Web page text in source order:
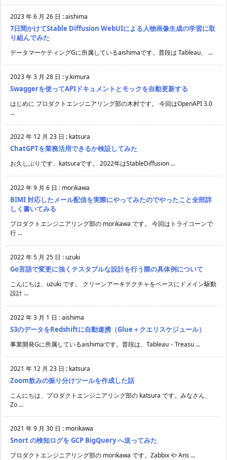
2023 年 6 月 26 日 :aishima
7日間かけてStable Diffusion WebUIによる人物画像生成の学習に取
り組んでみた
データマーケティングGに所属しているaishimaです。普段は Tableau、 ...
2023 年 3 月 28 日 :y.kimura
Swaggerを使ってAPIドキュメントとモックを自動更新する
はじめに プロダクトエンジニアリング部の木村です。 今回はOpenAPI 3.0
...
2022 年 12 月 23 日 : katsura
ChatGPTを業務活用できるか検証してみた
お久しぶりです、katsuraです。 2022年はStableDiffusion ...
2022 年 9 月 6 日 : morikawa
BIMI 対応したメール配信を実際にやってみたのでやったこと全部詳
しく書いてみる
プロダクトエンジニアリング部の morikawa です。 今回はトライコーンで
行 ...
2022 年 5 月 25 日 : uzuki
Go言語で変更に強くテスタブルな設計を行う際の具体例について
こんにちは、uzuki です。 クリーンアーキテクチャをベースにドメイン駆動
設計 ...
2022 年 3 月 1 日 :aishima
S3のデータをRedshiftに自動連携（Glue＋クエリスケジュール）
事業開発Gに所属しているaishimaです。普段は、Tableau・Treasu ...
2021 年 12 月 23 日 : katsura
Zoom飲みの振り分けツールを作成した話
こんにちは、プロダクトエンジニアリング部の katsura です。みなさん、
Zo ...
2021 年 9 月 30 日 : morikawa
Snort の検知ログを GCP BigQuery へ送ってみた
プロダクトエンジニアリング部の morikawa です。Zabbix や Ans ...